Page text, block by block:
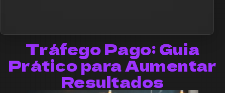
Tráfego Pago: Guia
Prático para Aumentar
Resultados